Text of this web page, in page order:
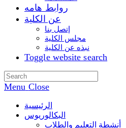
روابط هامه
عن الكلية
إتصل بنا
مجلس الكلية
نبذه عن الكلية
Toggle website search
Menu Close
الرئيسية
البكالوريوس
أنشطة التعليم والطلاب